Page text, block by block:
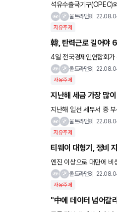
석유수출국기구(OPEC)
령이 고유가를 억제하기
울트라맨8
자유주제
韓, 탄력근로 길어야
4일 전국경제인연합회가
나 연장 근로시간, 규정
울트라맨8
자유주제
지난해 세금 가장 많
지난해 일선 세무서 중
울트라맨8
자유주제
티웨이 대형기, 정비
엔진 이상으로 대만에
에 돌아오기 못하게 됐
울트라맨8
자유주제
"中에 데이터 넘어갈